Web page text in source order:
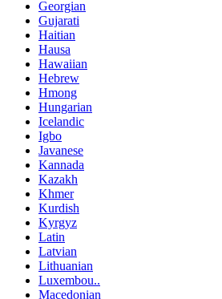
Georgian
Gujarati
Haitian
Hausa
Hawaiian
Hebrew
Hmong
Hungarian
Icelandic
Igbo
Javanese
Kannada
Kazakh
Khmer
Kurdish
Kyrgyz
Latin
Latvian
Lithuanian
Luxembou..
Macedonian